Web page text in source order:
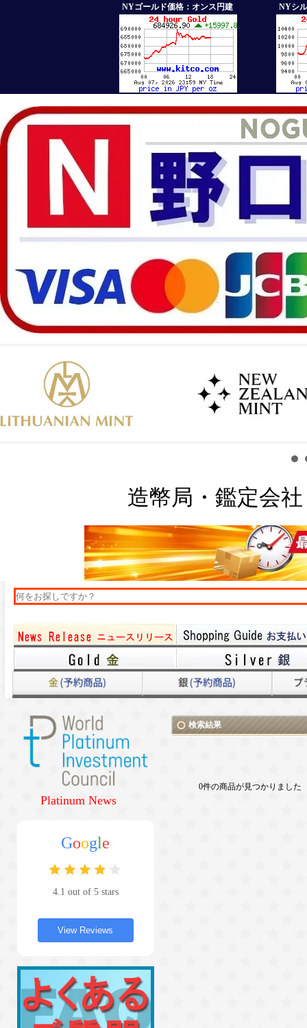
NYゴールド価格：オンス円建 NYシ
造幣局・鑑定会
Platinum News
Google
4.1 out of 5 stars
View Reviews
検索結果
0件の商品が見つかりました